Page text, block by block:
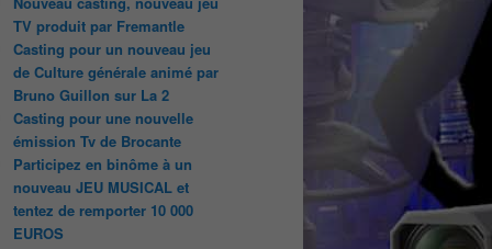
TV produit par Fremantle
Casting pour un nouveau jeu
de Culture générale animé par
Bruno Guillon sur La 2
Casting pour une nouvelle
émission Tv de Brocante
Participez en binôme à un
nouveau JEU MUSICAL et
tentez de remporter 10 000
EUROS